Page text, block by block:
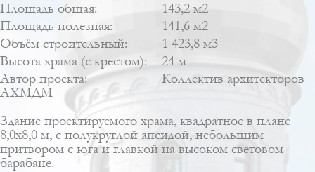
Площадь общая:
143,2 м2
Площадь полезная:
141,6 м2
Объём строительный:
1 423,8 м3
Высота храма (с крестом):
24 м
Автор проекта:
Коллектив архитекторов
АХМДМ
Здание проектируемого храма, квадратное в плане
8,0х8,0 м, с полукруглой апсидой, небольшим
притвором с юга и главкой на высоком световом
барабане.